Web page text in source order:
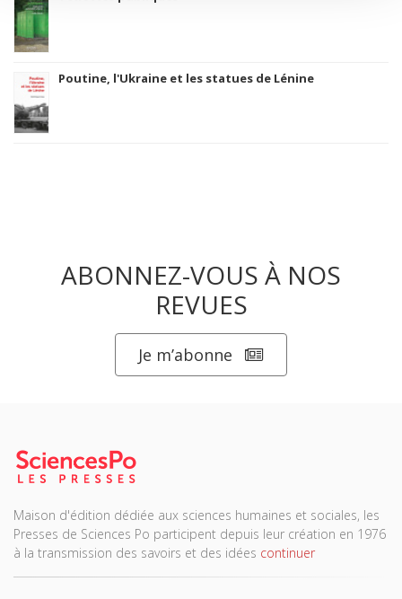
Poutine, l'Ukraine et les statues de Lénine
ABONNEZ-VOUS À NOS
REVUES
Je m’abonne
Maison d'édition dédiée aux sciences humaines et sociales, les
Presses de Sciences Po participent depuis leur création en 1976
à la transmission des savoirs et des idées continuer